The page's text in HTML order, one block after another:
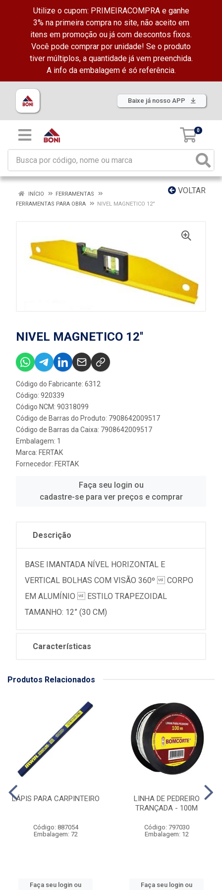
Utilize o cupom: PRIMEIRACOMPRA e ganhe
3% na primeira compra no site, não aceito em
itens em promoção ou já com descontos fixos.
Você pode comprar por unidade! Se o produto
tiver múltiplos, a quantidade já vem preenchida.
A info da embalagem é só referência.
Baixe já nosso APP
0
VOLTAR
INÍCIO
FERRAMENTAS
FERRAMENTAS PARA OBRA
NIVEL MAGNETICO 12''
NIVEL MAGNETICO 12''
Código do Fabricante: 6312
Código: 920339
Código NCM: 90318099
Código de Barras do Produto: 7908642009517
Código de Barras da Caixa: 7908642009517
Embalagem: 1
Marca: FERTAK
Fornecedor: FERTAK
Faça seu login ou
cadastre-se para ver preços e comprar
Descrição
BASE IMANTADA NÍVEL HORIZONTAL E
VERTICAL BOLHAS COM VISÃO 360º  CORPO
EM ALUMÍNIO  ESTILO TRAPEZOIDAL
TAMANHO: 12” (30 CM)
Características
Produtos Relacionados
LÁPIS PARA CARPINTEIRO
Código: 887054
Embalagem: 72
Faça seu login ou
LINHA DE PEDREIRO
TRANÇADA - 100M
Código: 797030
Embalagem: 12
Faça seu login ou